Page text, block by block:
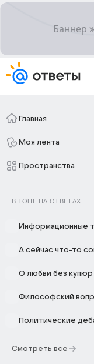
Главная
Моя лента
Пространства
В ТОПЕ НА ОТВЕТАХ
Информационные
А сейчас что-то
О любви без купюр
Философский
Политические
Смотреть все